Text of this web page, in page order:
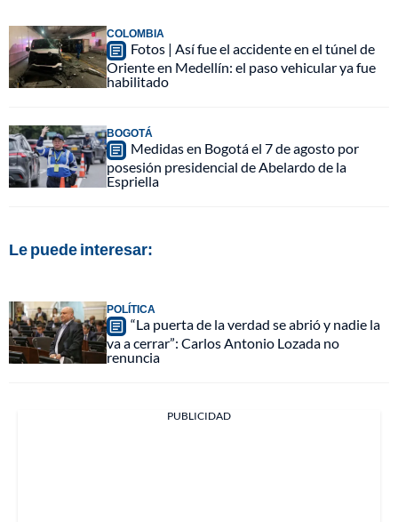
COLOMBIA
Fotos | Así fue el accidente en el túnel de
Oriente en Medellín: el paso vehicular ya fue
habilitado
BOGOTÁ
Medidas en Bogotá el 7 de agosto por
posesión presidencial de Abelardo de la
Espriella
Le puede interesar:
POLÍTICA
“La puerta de la verdad se abrió y nadie la
va a cerrar”: Carlos Antonio Lozada no
renuncia
PUBLICIDAD